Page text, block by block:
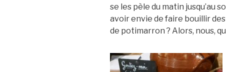
se les pèle du matin jusqu’au
avoir envie de faire bouillir
de potimarron ? Alors, nous,